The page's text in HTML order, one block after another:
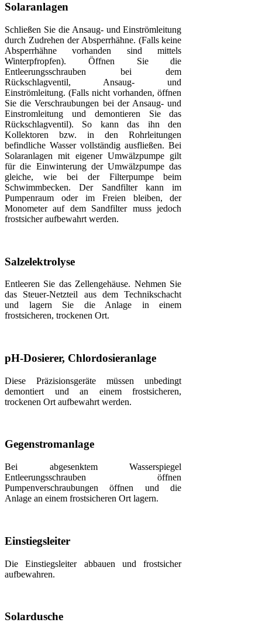
Solaranlagen
Schließen Sie die Ansaug- und Einströmleitung
durch Zudrehen der Absperrhähne. (Falls keine
Absperrhähne vorhanden sind mittels
Winterpfropfen). Öffnen Sie die
Entleerungsschrauben bei dem
Rückschlagventil, Ansaug- und
Einströmleitung. (Falls nicht vorhanden, öffnen
Sie die Verschraubungen bei der Ansaug- und
Einstromleitung und demontieren Sie das
Rückschlagventil). So kann das ihn den
Kollektoren bzw. in den Rohrleitungen
befindliche Wasser vollständig ausfließen. Bei
Solaranlagen mit eigener Umwälzpumpe gilt
für die Einwinterung der Umwälzpumpe das
gleiche, wie bei der Filterpumpe beim
Schwimmbecken. Der Sandfilter kann im
Pumpenraum oder im Freien bleiben, der
Monometer auf dem Sandfilter muss jedoch
frostsicher aufbewahrt werden.
Salzelektrolyse
Entleeren Sie das Zellengehäuse. Nehmen Sie
das Steuer-Netzteil aus dem Technikschacht
und lagern Sie die Anlage in einem
frostsicheren, trockenen Ort.
pH-Dosierer, Chlordosieranlage
Diese Präzisionsgeräte müssen unbedingt
demontiert und an einem frostsicheren,
trockenen Ort aufbewahrt werden.
Gegenstromanlage
Bei abgesenktem Wasserspiegel
Entleerungsschrauben öffnen
Pumpenverschraubungen öffnen und die
Anlage an einem frostsicheren Ort lagern.
Einstiegsleiter
Die Einstiegsleiter abbauen und frostsicher
aufbewahren.
Solardusche